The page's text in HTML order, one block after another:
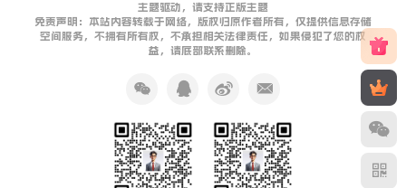
主题驱动，请支持正版主题
免责声明：本站内容转载于网络，版权归原作者所有，仅提供信息存储
空间服务，不拥有所有权，不承担相关法律责任，如果侵犯了您的权
益，请底部联系删除。